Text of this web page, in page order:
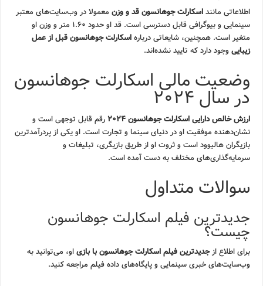
اطلاعاتی ماننداسکارلت جوهانسون قد و وزن معمولا در وب‌سایت‌های معتبر
سینمایی و بیوگرافی قابل دسترسی است. قد او حدود ۱.۶۰ متر و وزن او
متغیر است. همچنین، شایعاتی دربارهاسکارلت جوهانسون قبل از عمل
زیباییوجود دارد که تایید نشده‌اند.
وضعیت مالی اسکارلت جوهانسون
در سال ۲۰۲۴
ارزش خالص دارایی اسکارلت جوهانسون ۲۰۲۴
رقم قابل توجهی است و
نشان‌دهنده موفقیت او در دنیای سینما و تجارت است. او یکی از پردرآمدترین
بازیگران هالیوود است و ثروت او از طریق بازیگری، تبلیغات و
سرمایه‌گذاری‌های مختلف به دست آمده است.
سوالات متداول
جدیدترین فیلم اسکارلت جوهانسون
چیست؟
برای اطلاع ازجدیدترین فیلم اسکارلت جوهانسون با بازیاو، می‌توانید به
وب‌سایت‌های خبری سینمایی و پایگاه‌های داده فیلم مراجعه کنید.